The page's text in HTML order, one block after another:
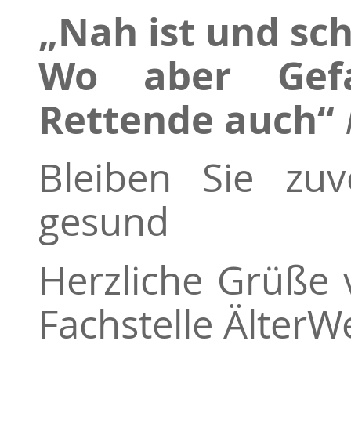
„Nah ist und
Wo aber
Rettende auch“
Bleiben Sie
gesund
Herzliche
Fachstelle